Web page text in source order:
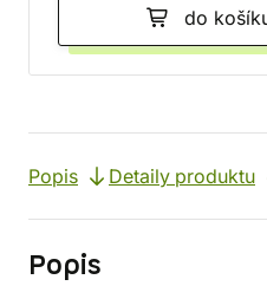
do
Popis Detaily produktu
Popis